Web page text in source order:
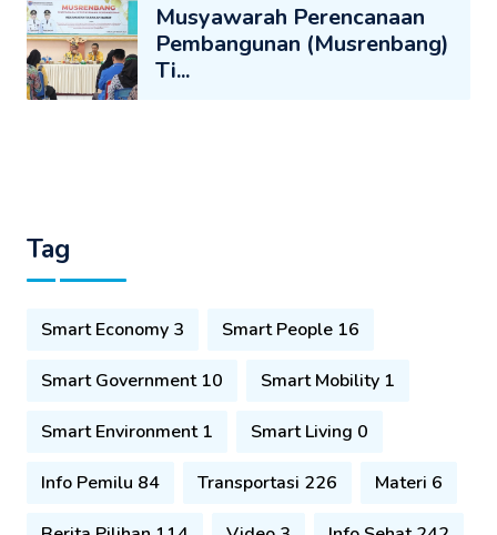
Musyawarah Perencanaan
Pembangunan (Musrenbang)
Ti...
Tag
Smart Economy 3 Smart People 16
Smart Government 10 Smart Mobility 1
Smart Environment 1 Smart Living 0
Info Pemilu 84 Transportasi 226 Materi 6